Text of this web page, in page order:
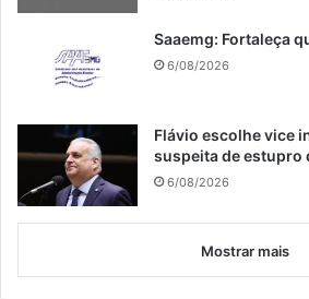
Saaemg: Fortaleça
6/08/2026
Flávio escolhe vice
suspeita de estupro
6/08/2026
Mostrar mais